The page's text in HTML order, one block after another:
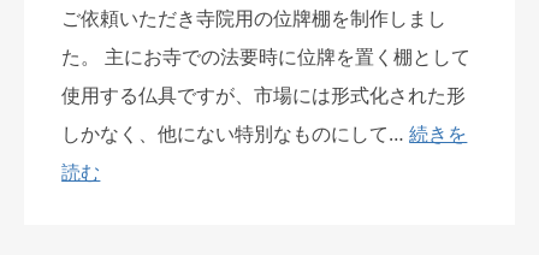
ご依頼いただき寺院用の位牌棚を制作しまし
た。 主にお寺での法要時に位牌を置く棚として
使用する仏具ですが、市場には形式化された形
しかなく、他にない特別なものにして…続きを
読む